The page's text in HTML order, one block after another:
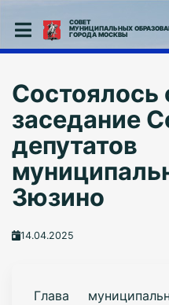
СОВЕТ
МУНИЦИПАЛЬНЫХ
ГОРОДА МОСКВЫ
Состоялось
заседание
депутатов
Зюзино
14.04.2025
Глава